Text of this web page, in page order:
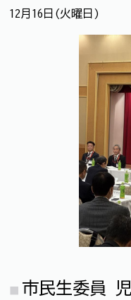
12月16日(火曜日)
市民生委員